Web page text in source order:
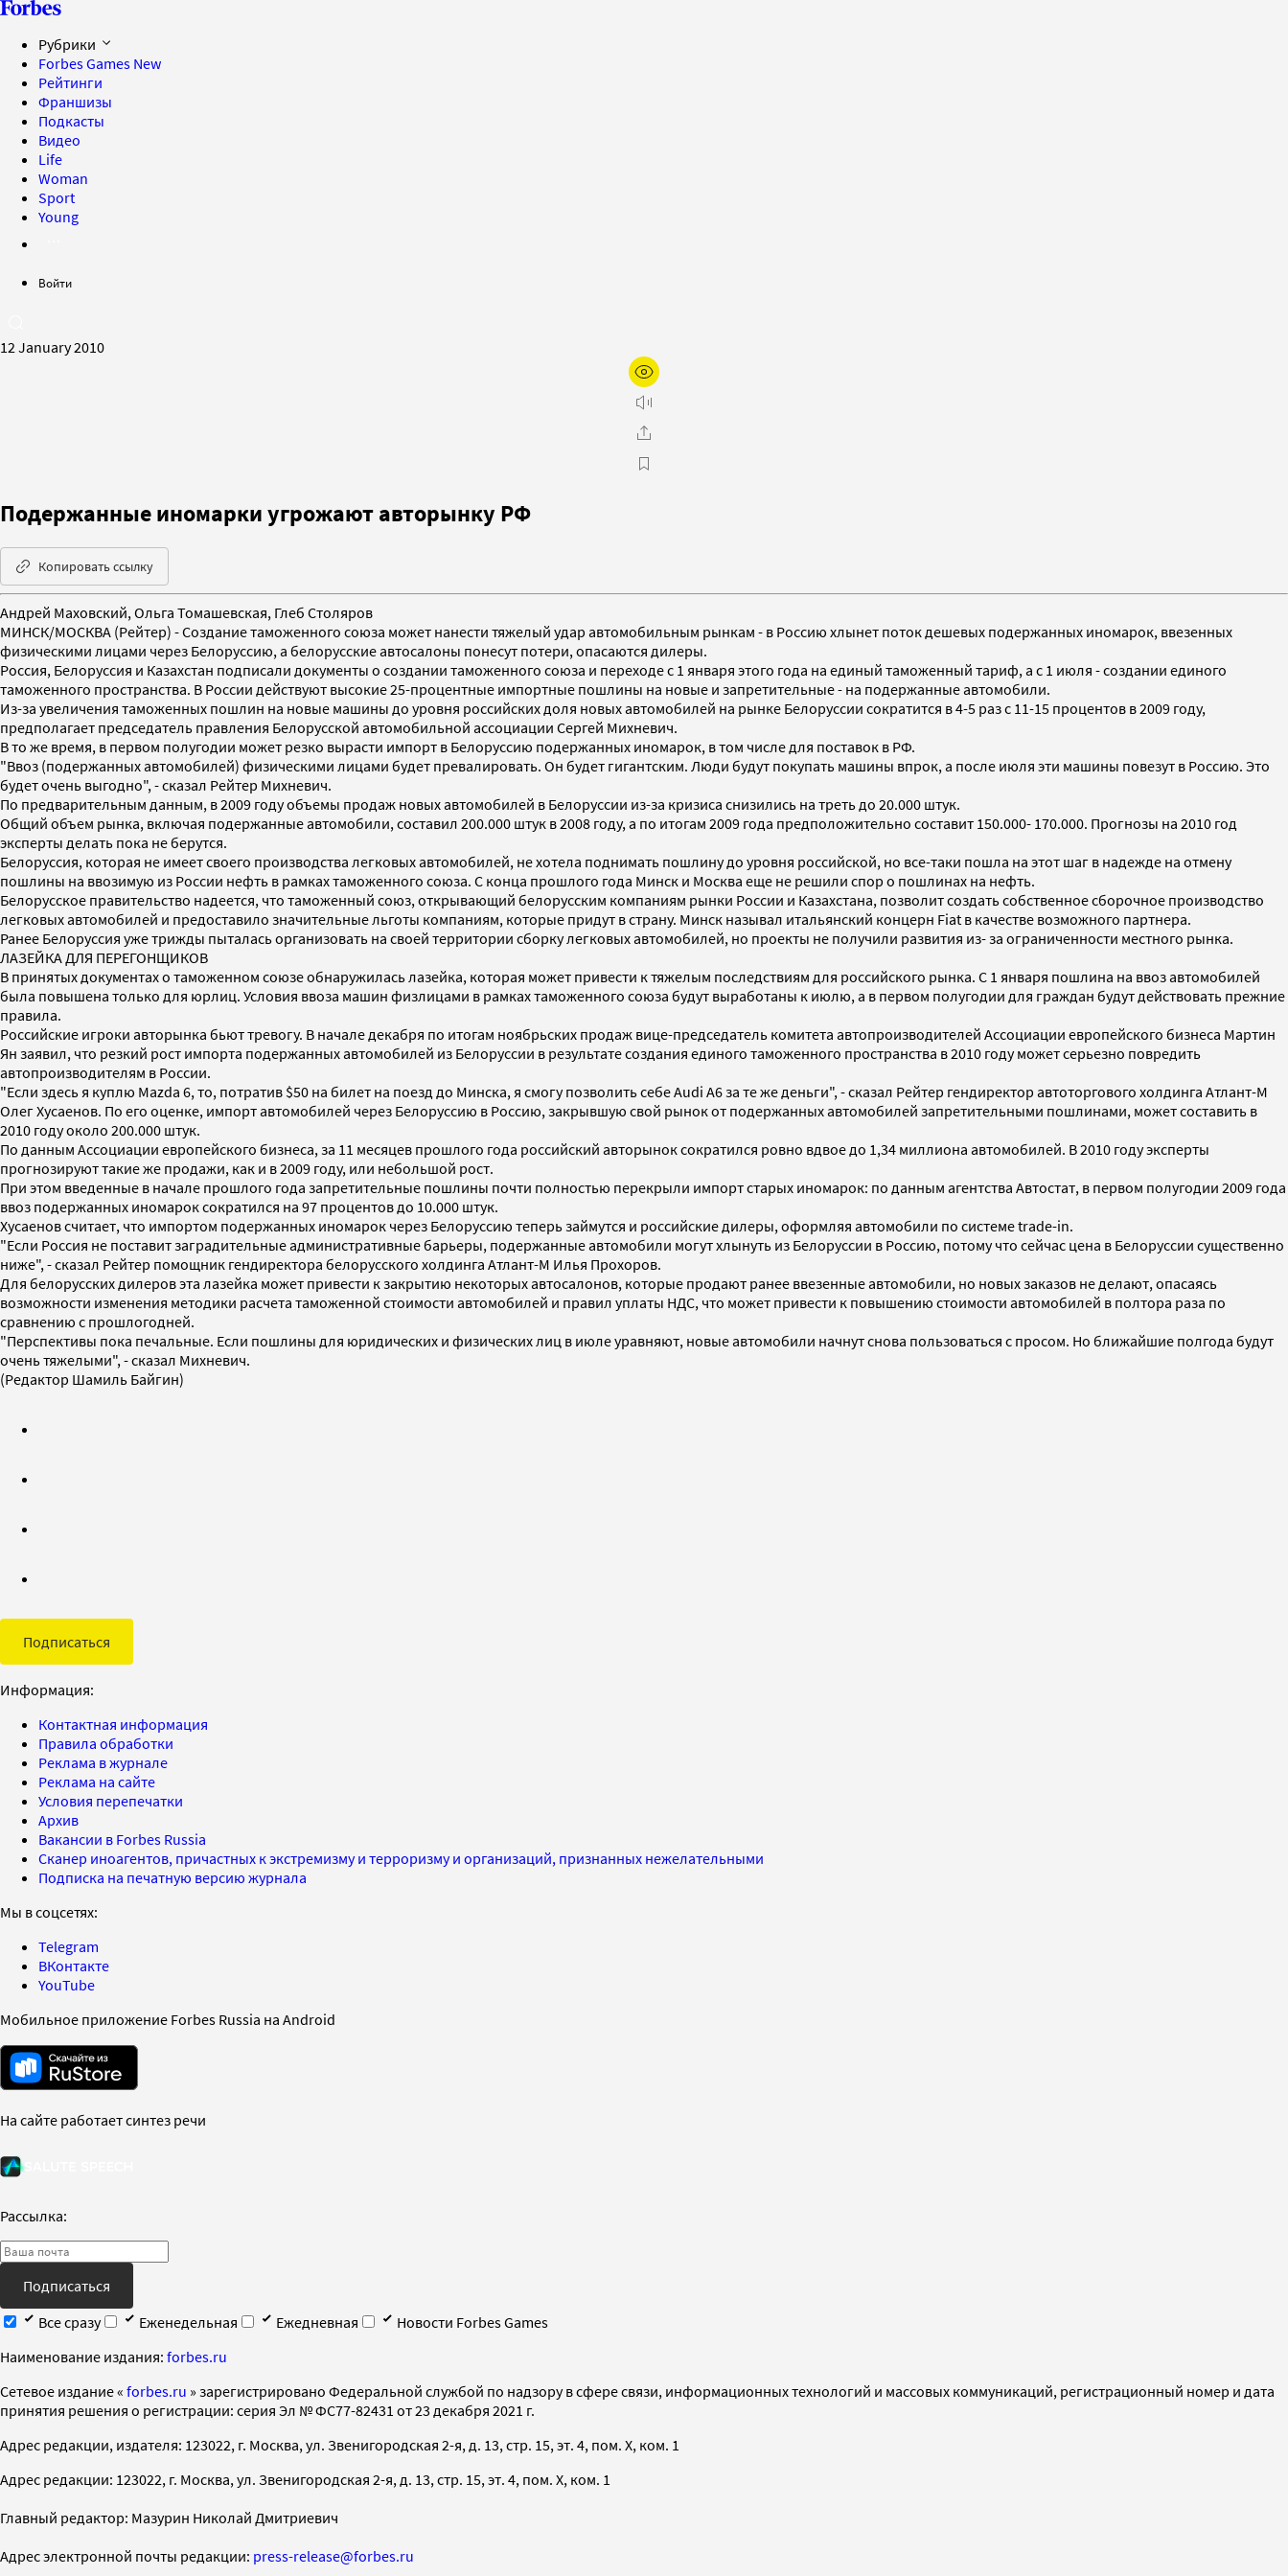
Рубрики
Forbes Games New
Рейтинги
Франшизы
Подкасты
Видео
Life
Woman
Sport
Young
Войти
12 January 2010
Подержанные иномарки угрожают авторынку РФ
Копировать ссылку
Андрей Маховский, Ольга Томашевская, Глеб Столяров
МИНСК/МОСКВА (Рейтер) - Создание таможенного союза может нанести тяжелый удар автомобильным рынкам - в Россию хлынет поток дешевых подержанных иномарок, ввезенных
физическими лицами через Белоруссию, а белорусские автосалоны понесут потери, опасаются дилеры.
Россия, Белоруссия и Казахстан подписали документы о создании таможенного союза и переходе с 1 января этого года на единый таможенный тариф, а с 1 июля - создании единого
таможенного пространства. В России действуют высокие 25-процентные импортные пошлины на новые и запретительные - на подержанные автомобили.
Из-за увеличения таможенных пошлин на новые машины до уровня российских доля новых автомобилей на рынке Белоруссии сократится в 4-5 раз с 11-15 процентов в 2009 году,
предполагает председатель правления Белорусской автомобильной ассоциации Сергей Михневич.
В то же время, в первом полугодии может резко вырасти импорт в Белоруссию подержанных иномарок, в том числе для поставок в РФ.
"Ввоз (подержанных автомобилей) физическими лицами будет превалировать. Он будет гигантским. Люди будут покупать машины впрок, а после июля эти машины повезут в Россию. Это
будет очень выгодно", - сказал Рейтер Михневич.
По предварительным данным, в 2009 году объемы продаж новых автомобилей в Белоруссии из-за кризиса снизились на треть до 20.000 штук.
Общий объем рынка, включая подержанные автомобили, составил 200.000 штук в 2008 году, а по итогам 2009 года предположительно составит 150.000- 170.000. Прогнозы на 2010 год
эксперты делать пока не берутся.
Белоруссия, которая не имеет своего производства легковых автомобилей, не хотела поднимать пошлину до уровня российской, но все-таки пошла на этот шаг в надежде на отмену
пошлины на ввозимую из России нефть в рамках таможенного союза. С конца прошлого года Минск и Москва еще не решили спор о пошлинах на нефть.
Белорусское правительство надеется, что таможенный союз, открывающий белорусским компаниям рынки России и Казахстана, позволит создать собственное сборочное производство
легковых автомобилей и предоставило значительные льготы компаниям, которые придут в страну. Минск называл итальянский концерн Fiat в качестве возможного партнера.
Ранее Белоруссия уже трижды пыталась организовать на своей территории сборку легковых автомобилей, но проекты не получили развития из- за ограниченности местного рынка.
ЛАЗЕЙКА ДЛЯ ПЕРЕГОНЩИКОВ
В принятых документах о таможенном союзе обнаружилась лазейка, которая может привести к тяжелым последствиям для российского рынка. С 1 января пошлина на ввоз автомобилей
была повышена только для юрлиц. Условия ввоза машин физлицами в рамках таможенного союза будут выработаны к июлю, а в первом полугодии для граждан будут действовать прежние
правила.
Российские игроки авторынка бьют тревогу. В начале декабря по итогам ноябрьских продаж вице-председатель комитета автопроизводителей Ассоциации европейского бизнеса Мартин
Ян заявил, что резкий рост импорта подержанных автомобилей из Белоруссии в результате создания единого таможенного пространства в 2010 году может серьезно повредить
автопроизводителям в России.
"Если здесь я куплю Mazda 6, то, потратив $50 на билет на поезд до Минска, я смогу позволить себе Audi A6 за те же деньги", - сказал Рейтер гендиректор автоторгового холдинга Атлант-М
Олег Хусаенов. По его оценке, импорт автомобилей через Белоруссию в Россию, закрывшую свой рынок от подержанных автомобилей запретительными пошлинами, может составить в
2010 году около 200.000 штук.
По данным Ассоциации европейского бизнеса, за 11 месяцев прошлого года российский авторынок сократился ровно вдвое до 1,34 миллиона автомобилей. В 2010 году эксперты
прогнозируют такие же продажи, как и в 2009 году, или небольшой рост.
При этом введенные в начале прошлого года запретительные пошлины почти полностью перекрыли импорт старых иномарок: по данным агентства Автостат, в первом полугодии 2009 года
ввоз подержанных иномарок сократился на 97 процентов до 10.000 штук.
Хусаенов считает, что импортом подержанных иномарок через Белоруссию теперь займутся и российские дилеры, оформляя автомобили по системе trade-in.
"Если Россия не поставит заградительные административные барьеры, подержанные автомобили могут хлынуть из Белоруссии в Россию, потому что сейчас цена в Белоруссии существенно
ниже", - сказал Рейтер помощник гендиректора белорусского холдинга Атлант-М Илья Прохоров.
Для белорусских дилеров эта лазейка может привести к закрытию некоторых автосалонов, которые продают ранее ввезенные автомобили, но новых заказов не делают, опасаясь
возможности изменения методики расчета таможенной стоимости автомобилей и правил уплаты НДС, что может привести к повышению стоимости автомобилей в полтора раза по
сравнению с прошлогодней.
"Перспективы пока печальные. Если пошлины для юридических и физических лиц в июле уравняют, новые автомобили начнут снова пользоваться с просом. Но ближайшие полгода будут
очень тяжелыми", - сказал Михневич.
(Редактор Шамиль Байгин)
Подписаться
Информация:
Контактная информация
Правила обработки
Реклама в журнале
Реклама на сайте
Условия перепечатки
Архив
Вакансии в Forbes Russia
Сканер иноагентов, причастных к экстремизму и терроризму и организаций, признанных нежелательными
Подписка на печатную версию журнала
Мы в соцсетях:
Telegram
ВКонтакте
YouTube
Мобильное приложение Forbes Russia на Android
На сайте работает синтез речи
Рассылка:
Подписаться
Все сразу
Еженедельная Ежедневная
Новости Forbes Games
Наименование издания: forbes.ru
Cетевое издание « forbes.ru » зарегистрировано Федеральной службой по надзору в сфере связи, информационных технологий и массовых коммуникаций, регистрационный номер и дата
принятия решения о регистрации: серия Эл № ФС77-82431 от 23 декабря 2021 г.
Адрес редакции, издателя: 123022, г. Москва, ул. Звенигородская 2-я, д. 13, стр. 15, эт. 4, пом. X, ком. 1
Адрес редакции: 123022, г. Москва, ул. Звенигородская 2-я, д. 13, стр. 15, эт. 4, пом. X, ком. 1
Главный редактор: Мазурин Николай Дмитриевич
Адрес электронной почты редакции: press-release@forbes.ru